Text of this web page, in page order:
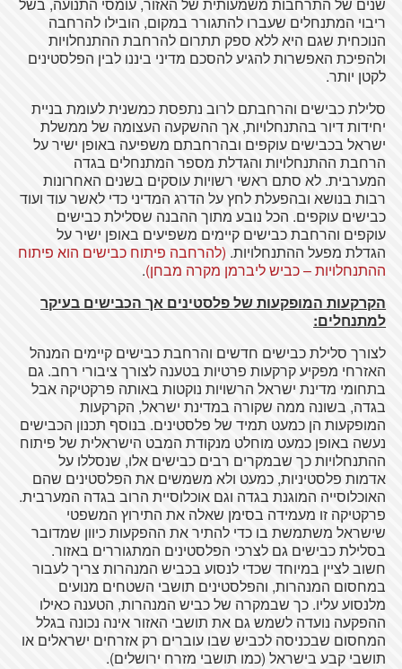
ריבוי המתנחלים שעברו להתגורר במקום, הובילו להרחבה
הנוכחית שגם היא ללא ספק תתרום להרחבת ההתנחלויות
ולהפיכת האפשרות להגיע להסכם מדיני ביננו לבין הפלסטינים
לקטן יותר.
סלילת כבישים והרחבתם לרוב נתפסת כמשנית לעומת בניית
יחידות דיור בהתנחלויות, אך ההשקעה העצומה של ממשלת
ישראל בכבישים עוקפים ובהרחבתם משפיעה באופן ישיר על
הרחבת ההתנחלויות והגדלת מספר המתנחלים בגדה
המערבית. לא סתם ראשי רשויות עוסקים בשנים האחרונות
רבות בנושא ובהפעלת לחץ על הדרג המדיני כדי לאשר עוד ועוד
כבישים עוקפים. הכל נובע מתוך ההבנה שסלילת כבישים
עוקפים והרחבת כבישים קיימים משפיעים באופן ישיר על
הגדלת מפעל ההתנחלויות. (להרחבה פיתוח כבישים הוא פיתוח
ההתנחלויות – כביש ליברמן מקרה מבחן).
הקרקעות המופקעות של פלסטינים אך הכבישים בעיקר
למתנחלים:
לצורך סלילת כבישים חדשים והרחבת כבישים קיימים המנהל
האזרחי מפקיע קרקעות פרטיות בטענה לצורך ציבורי רחב. גם
בתחומי מדינת ישראל הרשויות נוקטות באותה פרקטיקה אבל
בגדה, בשונה ממה שקורה במדינת ישראל, הקרקעות
המופקעות הן כמעט תמיד של פלסטינים. בנוסף תכנון הכבישים
נעשה באופן כמעט מוחלט מנקודת המבט הישראלית של פיתוח
ההתנחלויות כך שבמקרים רבים כבישים אלו, שנסללו על
אדמות פלסטיניות, כמעט ולא משמשים את הפלסטינים שהם
האוכלוסייה המוגנת בגדה וגם אוכלוסיית הרוב בגדה המערבית.
פרקטיקה זו מעמידה בסימן שאלה את התירוץ המשפטי
שישראל משתמשת בו כדי להתיר את ההפקעות כיוון שמדובר
בסלילת כבישים גם לצרכי הפלסטינים המתגוררים באזור.
חשוב לציין במיוחד שכדי לנסוע בכביש המנהרות צריך לעבור
במחסום המנהרות, והפלסטינים תושבי השטחים מנועים
מלנסוע עליו. כך שבמקרה של כביש המנהרות, הטענה כאילו
ההפקעה נועדה לשמש גם את תושבי האזור אינה נכונה בגלל
המחסום שבכניסה לכביש שבו עוברים רק אזרחים ישראלים או
תושבי קבע בישראל (כמו תושבי מזרח ירושלים).